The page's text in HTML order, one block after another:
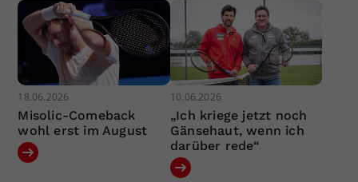
18.06.2026
Misolic-Comeback
wohl erst im August
10.06.2026
„Ich kriege jetzt noch
Gänsehaut, wenn ich
darüber rede“